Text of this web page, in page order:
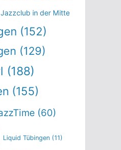
Jazzclub in der Mitte
(152)
(129)
(188)
(155)
(60)
Liquid Tübingen (11)